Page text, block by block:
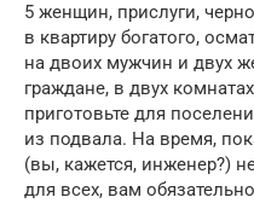
5 женщин, прислуги,
в квартиру богатого,
на двоих мужчин и двух
граждане, в двух
приготовьте для
из подвала. На время,
(вы, кажется, инженер?)
для всех, вам